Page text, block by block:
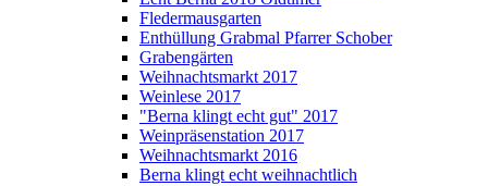
Fledermausgarten
Enthüllung Grabmal Pfarrer Schober
Grabengärten
Weihnachtsmarkt 2017
Weinlese 2017
"Berna klingt echt gut" 2017
Weinpräsenstation 2017
Weihnachtsmarkt 2016
Berna klingt echt weihnachtlich